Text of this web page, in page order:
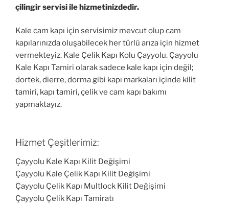
çilingir servisi ile hizmetinizdedir.
Kale cam kapı için servisimiz mevcut olup cam
kapılarınızda oluşabilecek her türlü arıza için hizmet
vermekteyiz. Kale Çelik Kapı Kolu Çayyolu. Çayyolu
Kale Kapı Tamiri olarak sadece kale kapı için değil;
dortek, dierre, dorma gibi kapı markaları içinde kilit
tamiri, kapı tamiri, çelik ve cam kapı bakımı
yapmaktayız.
Hizmet Çeşitlerimiz:
Çayyolu Kale Kapı Kilit Değişimi
Çayyolu Kale Çelik Kapı Kilit Değişimi
Çayyolu Çelik Kapı Multlock Kilit Değişimi
Çayyolu Çelik Kapı Tamiratı